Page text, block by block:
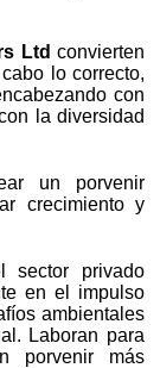
Ltd convierten
lo correcto,
con
la diversidad
un porvenir
crecimiento y
sector privado
en el impulso
ambientales
Laboran para
porvenir más